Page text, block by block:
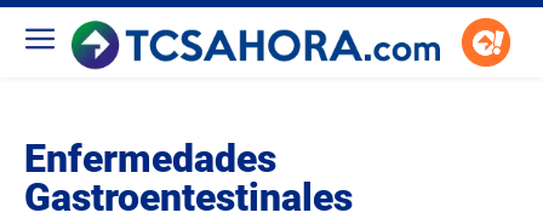
Enfermedades
Gastroentestinales